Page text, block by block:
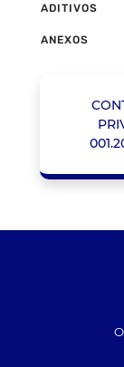
ADITIVOS
ANEXOS